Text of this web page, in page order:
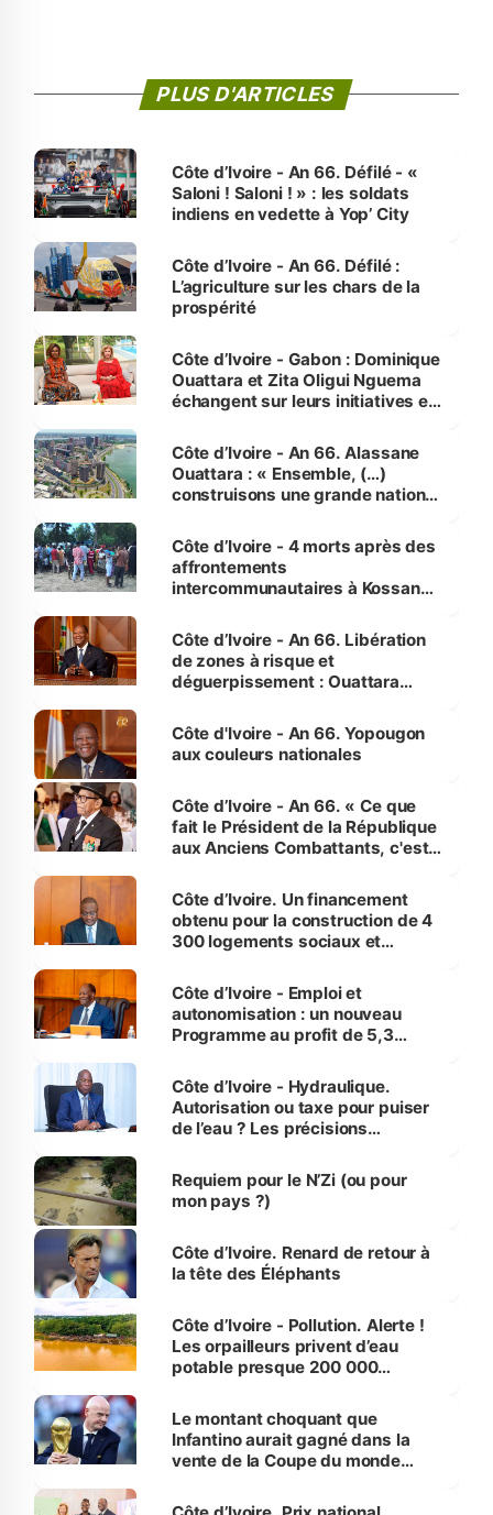
PLUS D'ARTICLES
Côte d’Ivoire - An 66. Défilé - «
Saloni ! Saloni ! » : les soldats
indiens en vedette à Yop’ City
Côte d’Ivoire - An 66. Défilé :
L’agriculture sur les chars de la
prospérité
Côte d’Ivoire - Gabon : Dominique
Ouattara et Zita Oligui Nguema
échangent sur leurs initiatives en
enfants
Côte d’Ivoire - An 66. Alassane
Ouattara : « Ensemble, (…)
construisons une grande nation
générations futures »
Côte d’Ivoire - 4 morts après des
affrontements
intercommunautaires à Kossandji
milieu des sinistrés
Côte d’Ivoire - An 66. Libération
de zones à risque et
déguerpissement : Ouattara
l'Etat de droit pour préserver les
vies humaines »
Côte d'Ivoire - An 66. Yopougon
aux couleurs nationales
Côte d’Ivoire - An 66. « Ce que
fait le Président de la République
aux Anciens Combattants, c'est
Côte d’Ivoire. Un financement
obtenu pour la construction de 4
300 logements sociaux et
et Yamoussoukro
Côte d’Ivoire - Emploi et
autonomisation : un nouveau
Programme au profit de 5,3
Côte d’Ivoire - Hydraulique.
Autorisation ou taxe pour puiser
de l’eau ? Les précisions
Requiem pour le N’Zi (ou pour
mon pays ?)
Côte d’Ivoire. Renard de retour à
la tête des Éléphants
Côte d’Ivoire - Pollution. Alerte !
Les orpailleurs privent d’eau
potable presque 200 000
Le montant choquant que
Infantino aurait gagné dans la
vente de la Coupe du monde